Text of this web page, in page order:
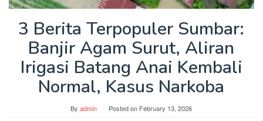
3 Berita Terpopuler Sumbar:
Banjir Agam Surut, Aliran
Irigasi Batang Anai Kembali
Normal, Kasus Narkoba
Byadmin Posted on February 13, 2026